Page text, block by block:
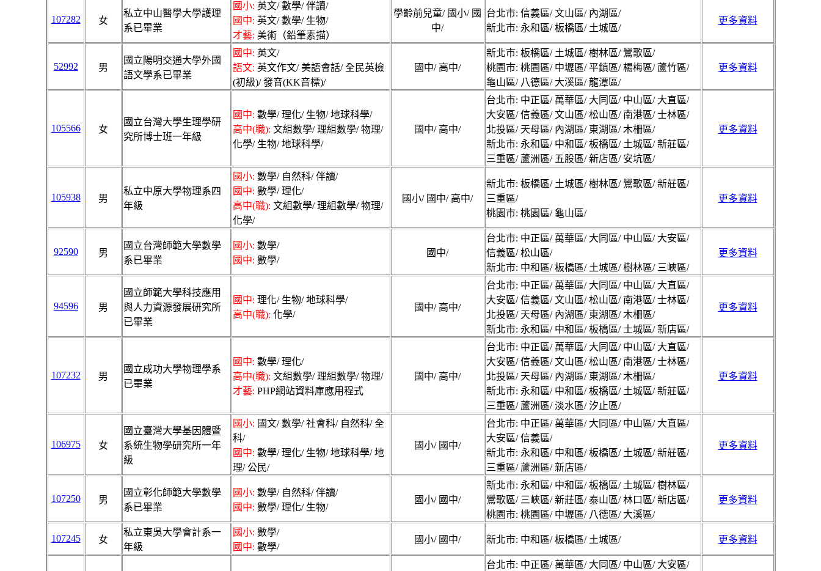
107282 女
私立中山醫學大學護理
系已畢業
國小: 英文/ 數學/ 伴讀/
國中: 英文/ 數學/ 生物/
才藝: 美術（鉛筆素描）
學齡前兒童/ 國小/ 國
中/
台北市: 信義區/ 文山區/ 內湖區/
新北市: 永和區/ 板橋區/ 土城區/
更多資料
52992 男
國立陽明交通大學外國
語文學系已畢業
國中: 英文/
語文: 英文作文/ 美語會話/ 全民英檢
(初級)/ 發音(KK音標)/
國中/ 高中/
新北市: 板橋區/ 土城區/ 樹林區/ 鶯歌區/
桃園市: 桃園區/ 中壢區/ 平鎮區/ 楊梅區/ 蘆竹區/
龜山區/ 八德區/ 大溪區/ 龍潭區/
更多資料
105566 女
國立台灣大學生理學研
究所博士班一年級
國中: 數學/ 理化/ 生物/ 地球科學/
高中(職): 文組數學/ 理組數學/ 物理/
化學/ 生物/ 地球科學/
國中/ 高中/
台北市: 中正區/ 萬華區/ 大同區/ 中山區/ 大直區/
大安區/ 信義區/ 文山區/ 松山區/ 南港區/ 士林區/
北投區/ 天母區/ 內湖區/ 東湖區/ 木柵區/
新北市: 永和區/ 中和區/ 板橋區/ 土城區/ 新莊區/
三重區/ 蘆洲區/ 五股區/ 新店區/ 安坑區/
更多資料
105938 男
私立中原大學物理系四
年級
國小: 數學/ 自然科/ 伴讀/
國中: 數學/ 理化/
高中(職): 文組數學/ 理組數學/ 物理/
化學/
國小/ 國中/ 高中/
新北市: 板橋區/ 土城區/ 樹林區/ 鶯歌區/ 新莊區/
三重區/
桃園市: 桃園區/ 龜山區/
更多資料
92590 男
國立台灣師範大學數學
系已畢業
國小: 數學/
國中: 數學/
國中/
台北市: 中正區/ 萬華區/ 大同區/ 中山區/ 大安區/
信義區/ 松山區/
新北市: 中和區/ 板橋區/ 土城區/ 樹林區/ 三峽區/
更多資料
94596 男
國立師範大學科技應用
與人力資源發展研究所
已畢業
國中: 理化/ 生物/ 地球科學/
高中(職): 化學/
國中/ 高中/
台北市: 中正區/ 萬華區/ 大同區/ 中山區/ 大直區/
大安區/ 信義區/ 文山區/ 松山區/ 南港區/ 士林區/
北投區/ 天母區/ 內湖區/ 東湖區/ 木柵區/
新北市: 永和區/ 中和區/ 板橋區/ 土城區/ 新店區/
更多資料
107232 男
國立成功大學物理學系
已畢業
國中: 數學/ 理化/
高中(職): 文組數學/ 理組數學/ 物理/
才藝: PHP網站資料庫應用程式
國中/ 高中/
台北市: 中正區/ 萬華區/ 大同區/ 中山區/ 大直區/
大安區/ 信義區/ 文山區/ 松山區/ 南港區/ 士林區/
北投區/ 天母區/ 內湖區/ 東湖區/ 木柵區/
新北市: 永和區/ 中和區/ 板橋區/ 土城區/ 新莊區/
三重區/ 蘆洲區/ 淡水區/ 汐止區/
更多資料
106975 女
國立臺灣大學基因體暨
系統生物學研究所一年
級
國小: 國文/ 數學/ 社會科/ 自然科/ 全
科/
國中: 數學/ 理化/ 生物/ 地球科學/ 地
理/ 公民/
國小/ 國中/
台北市: 中正區/ 萬華區/ 大同區/ 中山區/ 大直區/
大安區/ 信義區/
新北市: 永和區/ 中和區/ 板橋區/ 土城區/ 新莊區/
三重區/ 蘆洲區/ 新店區/
更多資料
107250 男
國立彰化師範大學數學
系已畢業
國小: 數學/ 自然科/ 伴讀/
國中: 數學/ 理化/ 生物/
國小/ 國中/
新北市: 永和區/ 中和區/ 板橋區/ 土城區/ 樹林區/
鶯歌區/ 三峽區/ 新莊區/ 泰山區/ 林口區/ 新店區/
桃園市: 桃園區/ 中壢區/ 八德區/ 大溪區/
更多資料
107245 女
私立東吳大學會計系一
年級
國小: 數學/
國中: 數學/
國小/ 國中/ 新北市: 中和區/ 板橋區/ 土城區/ 更多資料
台北市: 中正區/ 萬華區/ 大同區/ 中山區/ 大安區/